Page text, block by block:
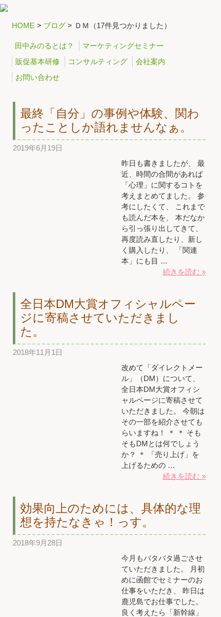
HOME > ブログ > ＤＭ（17件見つかりました）
田中みのるとは？
マーケティングセミナー
販促基本研修
コンサルティング
会社案内
お問い合わせ
最終「自分」の事例や体験、関わ
ったことしか語れませんなぁ。
2019年6月19日
昨日も書きましたが、 最
近、時間の合間があれば
「心理」に関するコトを
考えまとめてました。 参
考にしたくて、 これまで
も読んだ本を、 本だなか
ら引っ張り出してきて、
再度読み直したり、新し
く購入したり、 「関連
本」にも目 …
続きを読む »
全日本DM大賞オフィシャルペー
ジに寄稿させていただきまし
た。
2018年11月1日
改めて「ダイレクトメー
ル」（DM）について、
全日本DM大賞オフィシ
ャルページに寄稿させて
いただきました。 今朝は
その一部を紹介させても
らいますね！ ＊ ＊ そも
そもDMとは何でしょう
か？ ＊ 「売り上げ」を
上げるための …
続きを読む »
効果向上のためには、具体的な理
想を持たなきゃ！っす。
2018年9月28日
今月もバタバタ過ごさせ
ていただきました。 月初
めに函館でセミナーのお
仕事をいただき、 昨日は
鹿児島でお仕事でした。
良く考えたら「新幹線」